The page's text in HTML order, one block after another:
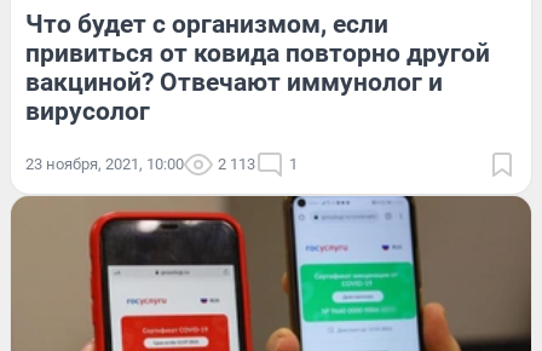
Что будет с организмом, если
привиться от ковида повторно другой
вакциной? Отвечают иммунолог и
вирусолог
23 ноября, 2021, 10:00 2 113 1